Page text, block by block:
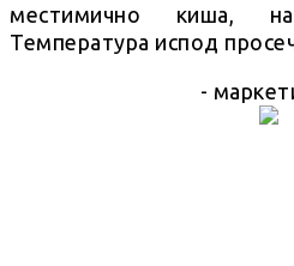
местимично киша,
Температура испод
-